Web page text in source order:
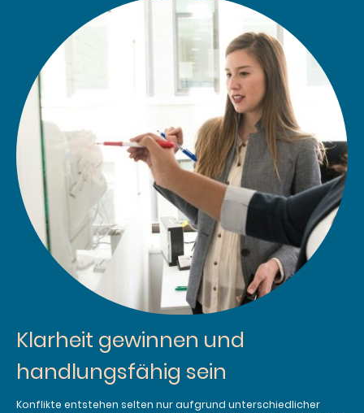
Klarheit gewinnen und
handlungsfähig sein
Konflikte entstehen selten nur aufgrund unterschiedlicher